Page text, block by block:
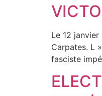
Le 12
Carpates. L
fasciste